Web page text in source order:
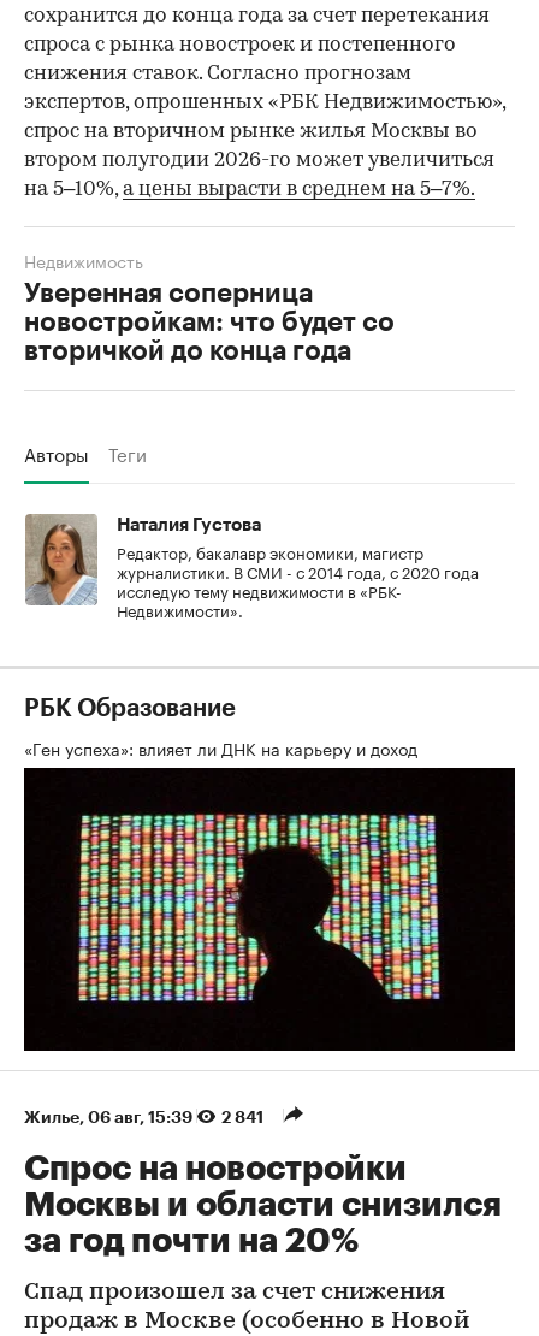
сохранится до конца года за счет перетекания
спроса с рынка новостроек и постепенного
снижения ставок. Согласно прогнозам
экспертов, опрошенных «РБК Недвижимостью»,
спрос на вторичном рынке жилья Москвы во
втором полугодии 2026-го может увеличиться
на 5–10%,а цены вырасти в среднем на 5–7%.
Уверенная соперница
новостройкам: что будет со
вторичкой до конца года
Недвижимость
Авторы Теги
Наталия Густова
Редактор, бакалавр экономики, магистр
журналистики. В СМИ - с 2014 года, с 2020 года
исследую тему недвижимости в «РБК-
Недвижимости».
РБК Образование
«Ген успеха»: влияет ли ДНК на карьеру и доход
Жилье⁠, 06 авг, 15:39 2 841
Спрос на новостройки
Москвы и области снизился
за год почти на 20%
Спад произошел за счет снижения
продаж в Москве (особенно в Новой